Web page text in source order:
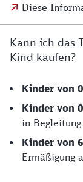
Diese
Kann ich das
Kind kaufen?
Kinder von
Kinder von
in
Kinder von
Ermäßigung